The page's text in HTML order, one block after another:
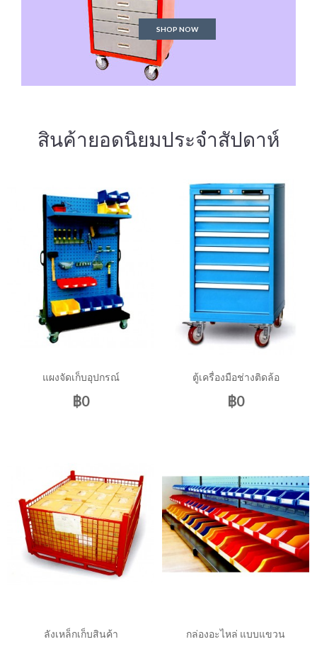
SHOP NOW
สินค้ายอดนิยมประจำสัปดาห์
แผงจัดเก็บอุปกรณ์
฿0
ตู้เครื่องมือช่างติดล้อ
฿0
ลังเหล็กเก็บสินค้า กล่องอะไหล่ แบบแขวน